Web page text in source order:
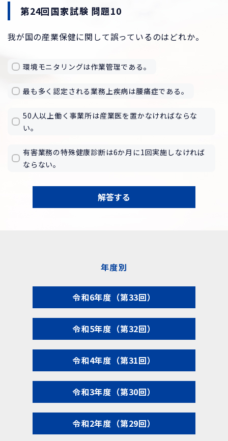
第24回国家試験 問題10
我が国の産業保健に関して誤っているのはどれか。
環境モニタリングは作業管理である。
最も多く認定される業務上疾病は腰痛症である。
50人以上働く事業所は産業医を置かなければならな
い。
有害業務の特殊健康診断は6か月に1回実施しなければ
ならない。
解答する
年度別
令和6年度（第33回）
令和5年度（第32回）
令和4年度（第31回）
令和3年度（第30回）
令和2年度（第29回）